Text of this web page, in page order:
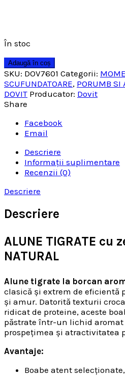
În stoc
Adaugă în coș
SKU: DOV7601 Categorii:
SCUFUNDATOARE, PORUMB SI
DOVIT Producator: Dovit
Share
Facebook
Email
Descriere
Informații suplimentare
Recenzii (0)
Descriere
Descriere
ALUNE TIGRATE cu
NATURAL
Alune tigrate la borcan
clasică și extrem de eficientă
și amur. Datorită texturii
ridicat de proteine, aceste
păstrate într-un lichid aromat
prospețimea și atractivitatea
Avantaje:
Boabe atent